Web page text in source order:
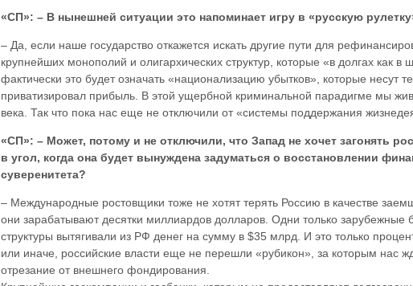
«СП»: – В нынешней ситуации это напоминает игру в «русскую
– Да, если наше государство откажется искать другие пути для
крупнейших монополий и олигархических структур, которые «в долгах как в
фактически это будет означать «национализацию убытков», которые несут
приватизировал прибыль. В этой ущербной криминальной парадигме мы
века. Так что пока нас еще не отключили от «системы поддержания
«СП»: – Может, потому и не отключили, что Запад не хочет загонять
в угол, когда она будет вынуждена задуматься о восстановлении
суверенитета?
– Международные ростовщики тоже не хотят терять Россию в качестве
они зарабатывают десятки миллиардов долларов. Одни только зарубежные
структуры вытягивали из РФ денег на сумму в $35 млрд. И это только
или иначе, российские власти еще не перешли «рубикон», за которым нас
отрезание от внешнего фондирования.